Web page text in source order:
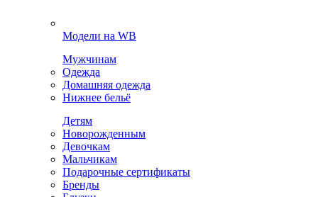
Модели на WB
Мужчинам
Одежда
Домашняя одежда
Нижнее бельё
Детям
Новорожденным
Девочкам
Мальчикам
Подарочные сертификаты
Бренды